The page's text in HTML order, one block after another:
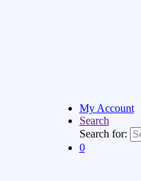
My Account
Search
Search for:
0